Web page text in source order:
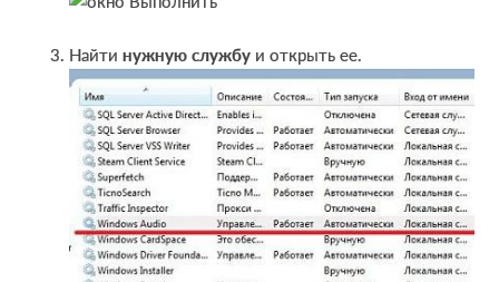
Найтинужную службу и открыть ее.